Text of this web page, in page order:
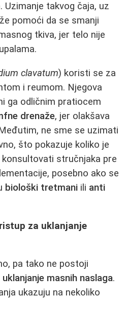
Uzimanje takvog čaja, uz
pomoći da se smanji
tkiva, jer telo nije
clavatum) koristi se za
i reumom. Njegova
ga odličnim pratiocem
drenaže, jer olakšava
ne sme se uzimati
što pokazuje koliko je
stručnjaka pre
posebno ako se
biološki tretmani ili anti
za uklanjanje
pa tako ne postoji
uklanjanje masnih naslaga.
ukazuju na nekoliko